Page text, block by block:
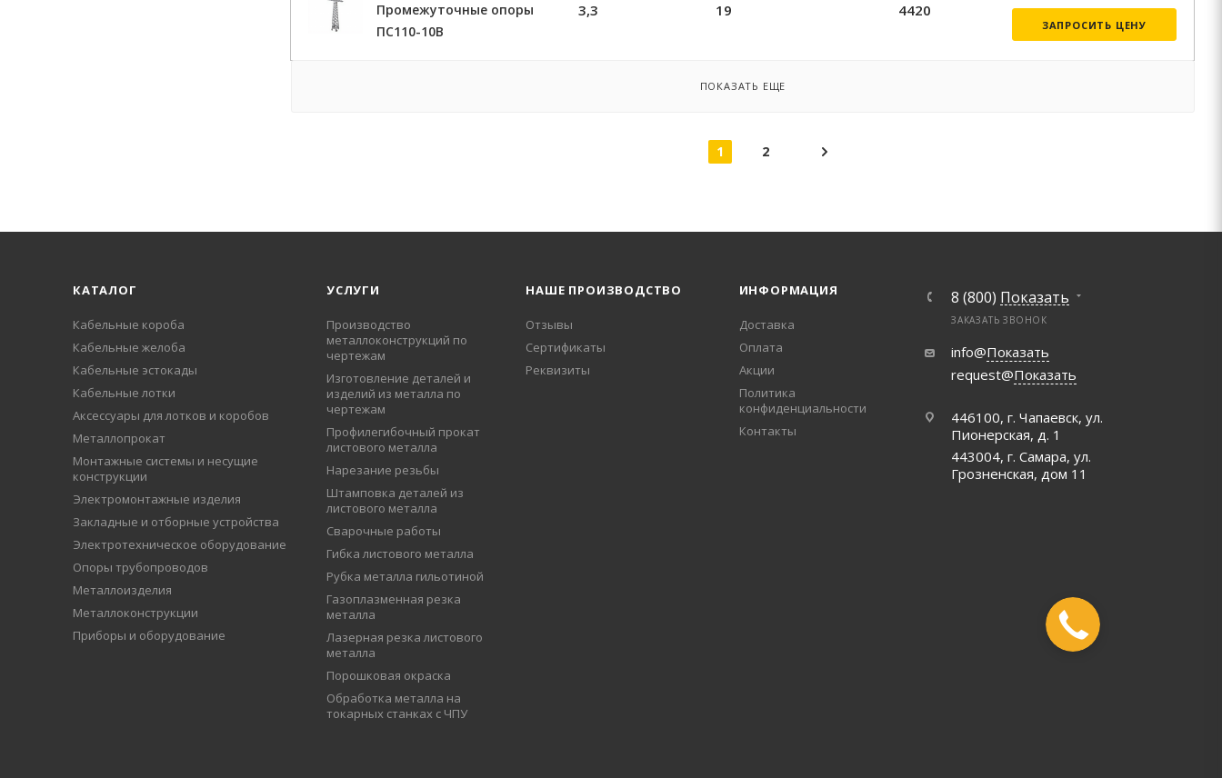
Промежуточные опоры
ПС110-10В
3,3 19 4420
ЗАПРОСИТЬ ЦЕНУ
ПОКАЗАТЬ ЕЩЕ
1 2
КАТАЛОГ
Кабельные короба
Кабельные желоба
Кабельные эстокады
Кабельные лотки
Аксессуары для лотков и коробов
Металлопрокат
Монтажные системы и несущие
конструкции
Электромонтажные изделия
Закладные и отборные устройства
Электротехническое оборудование
Опоры трубопроводов
Металлоизделия
Металлоконструкции
Приборы и оборудование
УСЛУГИ
Производство
металлоконструкций по
чертежам
Изготовление деталей и
изделий из металла по
чертежам
Профилегибочный прокат
листового металла
Нарезание резьбы
Штамповка деталей из
листового металла
Сварочные работы
Гибка листового металла
Рубка металла гильотиной
Газоплазменная резка
металла
Лазерная резка листового
металла
Порошковая окраска
Обработка металла на
токарных станках с ЧПУ
НАШЕ ПРОИЗВОДСТВО
Отзывы
Сертификаты
Реквизиты
ИНФОРМАЦИЯ
Доставка
Оплата
Акции
Политика
конфиденциальности
Контакты
8 (800) Показать
ЗАКАЗАТЬ ЗВОНОК
info@Показать
request@Показать
446100, г. Чапаевск, ул.
Пионерская, д. 1
443004, г. Самара, ул.
Грозненская, дом 11